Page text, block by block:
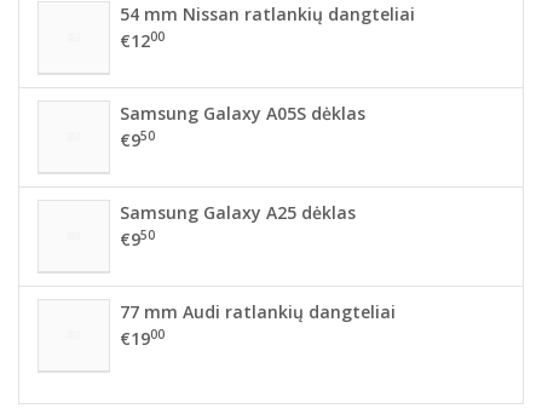
54 mm Nissan ratlankių dangteliai
€1200
Samsung Galaxy A05S dėklas
€950
Samsung Galaxy A25 dėklas
€950
77 mm Audi ratlankių dangteliai
€1900